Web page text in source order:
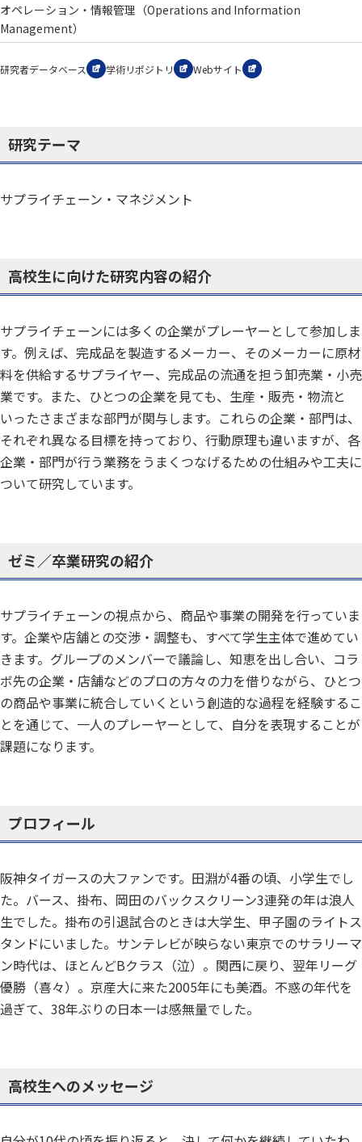
オペレーション・情報管理（Operations and Information
Management）
研究者データベース 学術リポジトリ Webサイト
研究テーマ
サプライチェーン・マネジメント
高校生に向けた研究内容の紹介
サプライチェーンには多くの企業がプレーヤーとして参加しま
す。例えば、完成品を製造するメーカー、そのメーカーに原材
料を供給するサプライヤー、完成品の流通を担う卸売業・小売
業です。また、ひとつの企業を見ても、生産・販売・物流と
いったさまざまな部門が関与します。これらの企業・部門は、
それぞれ異なる目標を持っており、行動原理も違いますが、各
企業・部門が行う業務をうまくつなげるための仕組みや工夫に
ついて研究しています。
ゼミ／卒業研究の紹介
サプライチェーンの視点から、商品や事業の開発を行っていま
す。企業や店舗との交渉・調整も、すべて学生主体で進めてい
きます。グループのメンバーで議論し、知恵を出し合い、コラ
ボ先の企業・店舗などのプロの方々の力を借りながら、ひとつ
の商品や事業に統合していくという創造的な過程を経験するこ
とを通じて、一人のプレーヤーとして、自分を表現することが
課題になります。
プロフィール
阪神タイガースの大ファンです。田淵が4番の頃、小学生でし
た。バース、掛布、岡田のバックスクリーン3連発の年は浪人
生でした。掛布の引退試合のときは大学生、甲子園のライトス
タンドにいました。サンテレビが映らない東京でのサラリーマ
ン時代は、ほとんどBクラス（泣）。関西に戻り、翌年リーグ
優勝（喜々）。京産大に来た2005年にも美酒。不惑の年代を
過ぎて、38年ぶりの日本一は感無量でした。
高校生へのメッセージ